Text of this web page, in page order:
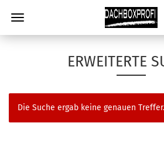
ERWEITERTE
Die Suche ergab keine genauen Treffer.